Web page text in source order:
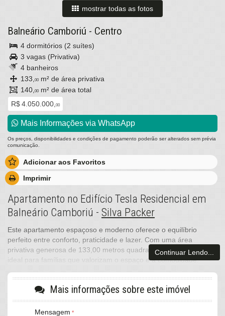
mostrar todas as fotos
Balneário Camboriú - Centro
4 dormitórios (2 suítes)
3 vagas (Privativa)
4 banheiros
133, 00 m² de área privativa
140, 00 m² de área total
R$ 4.050.000, 00
Mais Informações via WhatsApp
Os preços, disponibilidades e condições de pagamento poderão ser alterados sem prévia
comunicação.
Adicionar aos Favoritos
Imprimir
Apartamento no Edifício Tesla Residencial em
Balneário Camboriú - Silva Packer
Este apartamento espaçoso e moderno oferece o equilíbrio
perfeito entre conforto, praticidade e lazer. Com uma área
privativa generosa de 133,00 metros quadrados, este imóvel é
ideal para famílias que valorizam o espaço e a comodidade.
Ao entrar no apartamento, você é recebido por uma ampla sala
pode desfrutar de momentos de relaxamento e contemplação. A
área de jantar adjacente é perfeita para refeições em família ou
para receber convidados.
Continuar Lendo...
Mais informações sobre este imóvel
Mensagem